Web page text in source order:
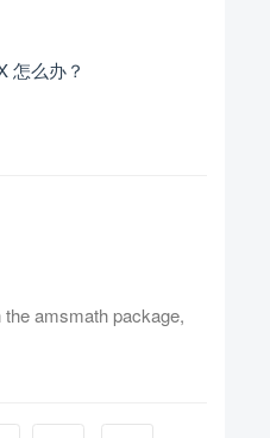
怎么办？
amsmath package,